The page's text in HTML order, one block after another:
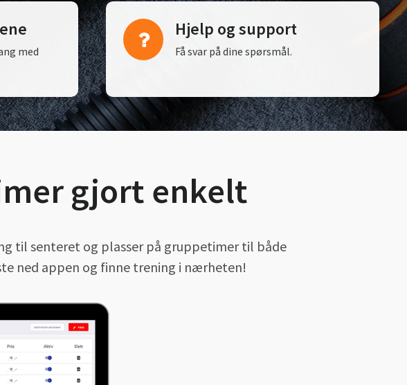
med
Hjelp og support
Få svar på dine spørsmål.
gjort enkelt
til senteret og plasser på gruppetimer til både
ned appen og finne trening i nærheten!